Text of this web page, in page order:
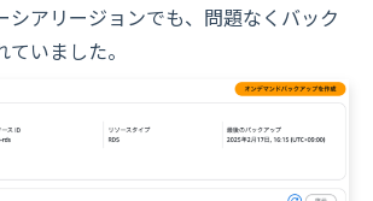
シアリージョンでも、問題なくバック
いました。